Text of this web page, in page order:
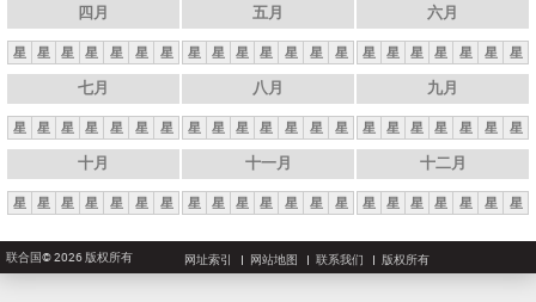
四月
星 星 星 星 星 星 星
五月
星 星 星 星 星 星 星
六月
星 星 星 星 星 星 星
七月
星 星 星 星 星 星 星
八月
星 星 星 星 星 星 星
九月
星 星 星 星 星 星 星
十月
星 星 星 星 星 星 星
十一月
星 星 星 星 星 星 星
十二月
星 星 星 星 星 星 星
联合国© 2026 版权所有 网址索引 网站地图 联系我们 版权所有